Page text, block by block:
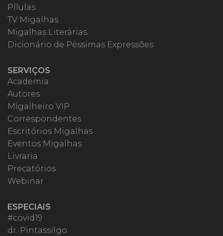
Pílulas
TV Migalhas
Migalhas Literárias
Dicionário de Péssimas Expressões
SERVIÇOS
Academia
Autores
Migalheiro VIP
Correspondentes
Escritórios Migalhas
Eventos Migalhas
Livraria
Precatórios
Webinar
ESPECIAIS
#covid19
dr. Pintassilgo